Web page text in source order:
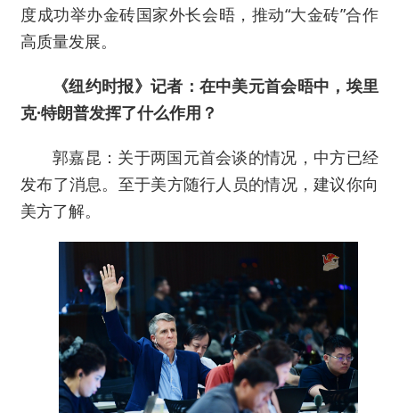
度成功举办金砖国家外长会晤，推动“大金砖”合作
高质量发展。
《纽约时报》记者：在中美元首会晤中，埃里
克·特朗普发挥了什么作用？
郭嘉昆：关于两国元首会谈的情况，中方已经
发布了消息。至于美方随行人员的情况，建议你向
美方了解。